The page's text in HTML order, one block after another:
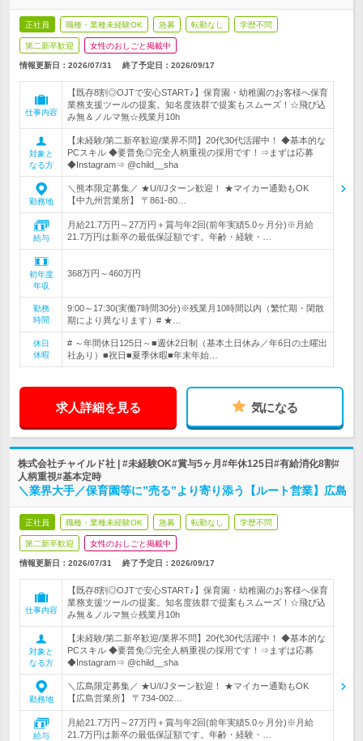
正社員 職種・業種未経験OK 急募 転勤なし 学歴不問
第二新卒歓迎 女性のおしごと掲載中
情報更新日：2026/07/31 終了予定日： 2026/09/17
仕事内容
【既存8割◎OJTで安心START♪】保育園・幼稚園のお客様へ保育
業務支援ツールの提案。知名度抜群で提案もスムーズ！☆飛び込
み無＆ノルマ無☆残業月10h
対象と
なる方
【未経験/第二新卒歓迎/業界不問】20代30代活躍中！ ◆基本的な
PCスキル ◆要普免◎完全人柄重視の採用です！⇒まずは応募
◆Instagram⇒ @child__sha
勤務地
＼熊本限定募集／ ★U/I/Jターン歓迎！ ★マイカー通勤もOK
【中九州営業所】 〒861-80…
給与
月給21.7万円～27万円＋賞与年2回(前年実績5.0ヶ月分)※月給
21.7万円は新卒の最低保証額です。年齢・経験・…
初年度
年収
368万円～460万円
勤務
時間
9:00～17:30(実働7時間30分)※残業月10時間以内（繁忙期・閑散
期により異なります）# ★…
休日
休暇
# ～年間休日125日～■週休2日制（基本土日休み／年6日の土曜出
社あり）■祝日■夏季休暇■年末年始…
求人詳細を見る 気になる
株式会社チャイルド社 | #未経験OK#賞与5ヶ月#年休125日#有給消化8割#
人柄重視#基本定時
＼業界大手／保育園等に”売る”より寄り添う【ルート営業】広島
正社員 職種・業種未経験OK 急募 転勤なし 学歴不問
第二新卒歓迎 女性のおしごと掲載中
情報更新日：2026/07/31 終了予定日： 2026/09/17
仕事内容
【既存8割◎OJTで安心START♪】保育園・幼稚園のお客様へ保育
業務支援ツールの提案。知名度抜群で提案もスムーズ！☆飛び込
み無＆ノルマ無☆残業月10h
対象と
なる方
【未経験/第二新卒歓迎/業界不問】20代30代活躍中！ ◆基本的な
PCスキル ◆要普免◎完全人柄重視の採用です！⇒まずは応募
◆Instagram⇒ @child__sha
勤務地
＼広島限定募集／ ★U/I/Jターン歓迎！ ★マイカー通勤もOK
【広島営業所】 〒734-002…
給与
月給21.7万円～27万円＋賞与年2回(前年実績5.0ヶ月分)※月給
21.7万円は新卒の最低保証額です。年齢・経験・…